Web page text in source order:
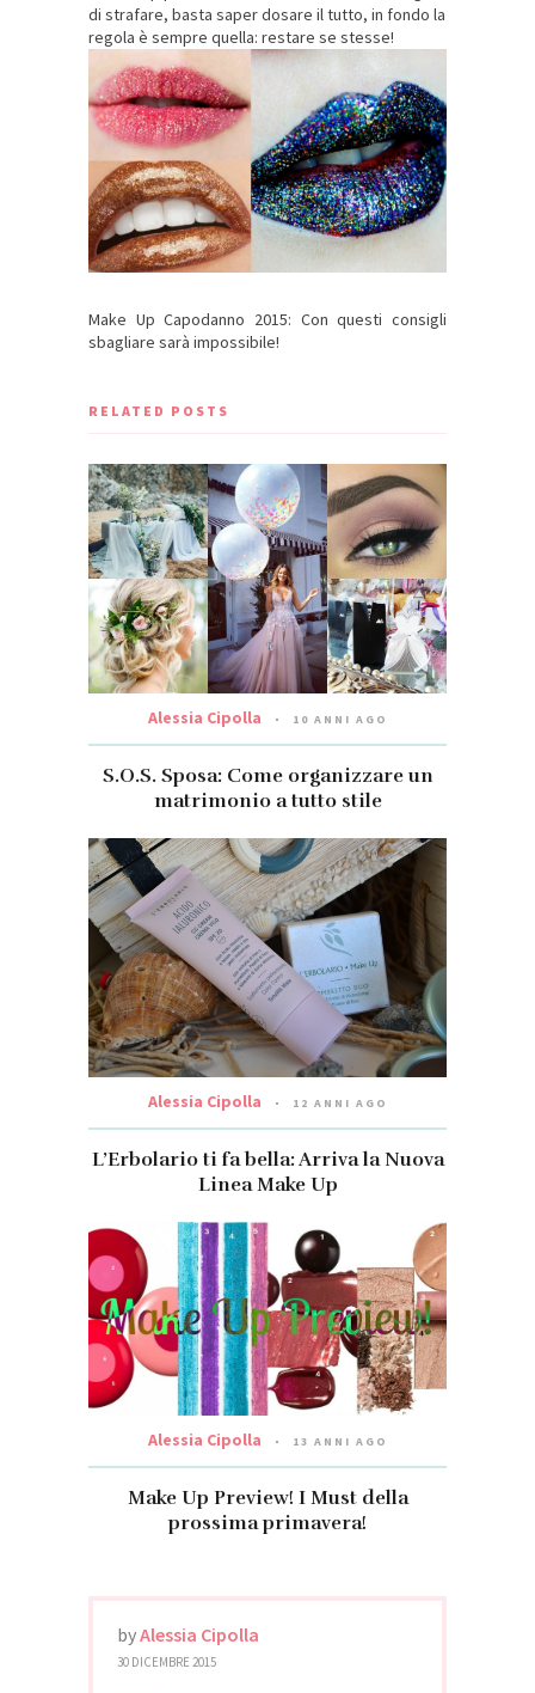
di strafare, basta saper dosare il tutto, in fondo la
regola è sempre quella: restare se stesse!
Make Up Capodanno 2015: Con questi consigli
sbagliare sarà impossibile!
RELATED POSTS
Alessia Cipolla 10 ANNI AGO
S.O.S. Sposa: Come organizzare un
matrimonio a tutto stile
Alessia Cipolla 12 ANNI AGO
L’Erbolario ti fa bella: Arriva la Nuova
Linea Make Up
Alessia Cipolla 13 ANNI AGO
Make Up Preview! I Must della
prossima primavera!
byAlessia Cipolla
30 DICEMBRE 2015